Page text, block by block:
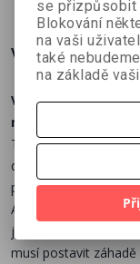
Více o knize
Všechny věci
neviditelnými
Tisíce let se
druhým světem, a
pokusy bohužel
Abel nikdy
její, jako by na tento
musí postavit
se přizpůsobit
Blokování
na vaši
také
na základě